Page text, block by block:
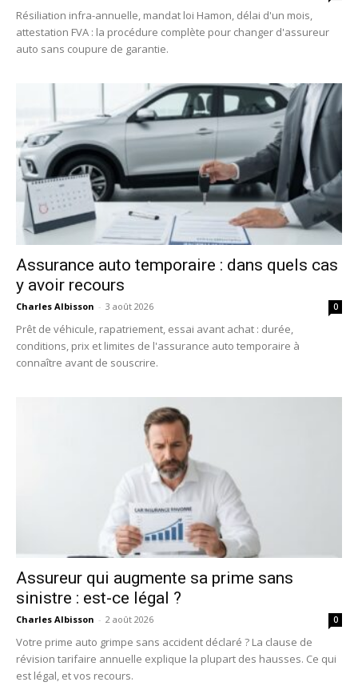
Résiliation infra-annuelle, mandat loi Hamon, délai d'un mois,
attestation FVA : la procédure complète pour changer d'assureur
auto sans coupure de garantie.
Assurance auto temporaire : dans quels cas
y avoir recours
Charles Albisson - 3 août 2026 0
Prêt de véhicule, rapatriement, essai avant achat : durée,
conditions, prix et limites de l'assurance auto temporaire à
connaître avant de souscrire.
Assureur qui augmente sa prime sans
sinistre : est-ce légal ?
Charles Albisson - 2 août 2026 0
Votre prime auto grimpe sans accident déclaré ? La clause de
révision tarifaire annuelle explique la plupart des hausses. Ce qui
est légal, et vos recours.